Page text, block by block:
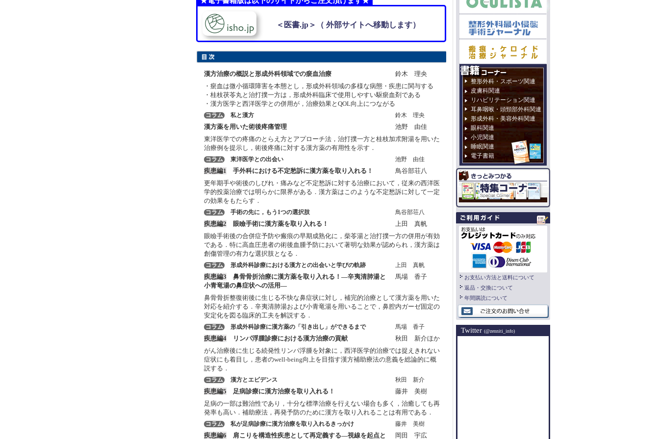
＜医書.jp＞（ 外部サイトへ移動します）
漢方治療の概説と形成外科領域での瘀血治療
鈴木 理央
・瘀血は微小循環障害を本態とし，形成外科領域の多様な病態・疾患に関与する
・桂枝茯苓丸と治打撲一方は，形成外科臨床で使用しやすい駆瘀血剤である
・漢方医学と西洋医学との併用が，治療効果とQOL向上につながる
コラム私と漢方 鈴木 理央
漢方薬を用いた術後疼痛管理
池野 由佳
東洋医学での疼痛のとらえ方とアプローチ法，治打撲一方と桂枝加朮附湯を用いた
治療例を提示し，術後疼痛に対する漢方薬の有用性を示す．
コラム東洋医学との出会い 池野 由佳
疾患編1 手外科における不定愁訴に漢方薬を取り入れる！
鳥谷部荘八
更年期手や術後のしびれ・痛みなど不定愁訴に対する治療において，従来の西洋医
学的投薬治療では明らかに限界がある．漢方薬はこのような不定愁訴に対して一定
の効果をもたらす．
コラム手術の先に，もう1つの選択肢 鳥谷部荘八
疾患編2 眼瞼手術に漢方薬を取り入れる！
上田 真帆
眼瞼手術後の合併症予防や瘢痕の早期成熟化に，柴苓湯と治打撲一方の併用が有効
である．特に高血圧患者の術後血腫予防において著明な効果が認められ，漢方薬は
創傷管理の有力な選択肢となる．
コラム形成外科診療における漢方との出会いと学びの軌跡 上田 真帆
疾患編3 鼻骨骨折治療に漢方薬を取り入れる！―辛夷清肺湯と
小青竜湯の鼻症状への活用―
馬場 香子
鼻骨骨折整復術後に生じる不快な鼻症状に対し，補完的治療として漢方薬を用いた
対応を紹介する．辛夷清肺湯および小青竜湯を用いることで，鼻腔内ガーゼ固定の
安定化を図る臨床的工夫を解説する．
コラム形成外科診療に漢方薬の「引き出し」ができるまで 馬場 香子
疾患編4リンパ浮腫診療における漢方治療の貢献
秋田 新介ほか
がん治療後に生じる続発性リンパ浮腫を対象に，西洋医学的治療では捉えきれない
症状にも着目し，患者のwell-being向上を目指す漢方補助療法の意義を総論的に概
説する．
コラム漢方とエビデンス 秋田 新介
疾患編5 足病診療に漢方治療を取り入れる！
藤井 美樹
足病の一部は難治性であり，十分な標準治療を行えない場合も多く，治癒しても再
発率も高い．補助療法，再発予防のために漢方を取り入れることは有用である．
コラム私が足病診療に漢方治療を取り入れるきっかけ 藤井 美樹
疾患編6 肩こりを構造性疾患として再定義する―視線を起点と 岡田 宇広
整形外科・スポーツ関連
皮膚科関連
リハビリテーション関連
耳鼻咽喉・頭頸部外科関連
形成外科・美容外科関連
眼科関連
小児関連
睡眠関連
電子書籍
お支払い方法と送料について
返品・交換について
年間購読について
Twitter (@zenniti_info)